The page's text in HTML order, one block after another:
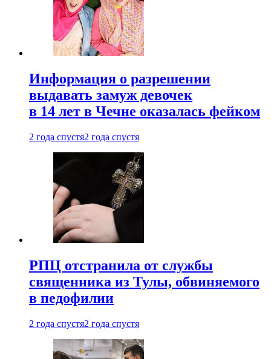
Информация о разрешении
выдавать замуж девочек
в 14 лет в Чечне оказалась фейком
2 года спустя2 года спустя
РПЦ отстранила от службы
священника из Тулы, обвиняемого
в педофилии
2 года спустя2 года спустя